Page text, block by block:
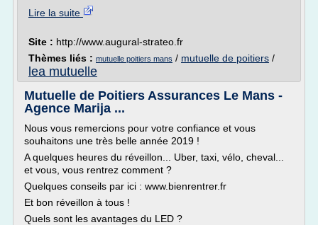
Lire la suite
Site : http://www.augural-strateo.fr
Thèmes liés : mutuelle poitiers mans / mutuelle de poitiers /
lea mutuelle
Mutuelle de Poitiers Assurances Le Mans -
Agence Marija ...
Nous vous remercions pour votre confiance et vous
souhaitons une très belle année 2019 !
A quelques heures du réveillon... Uber, taxi, vélo, cheval...
et vous, vous rentrez comment ?
Quelques conseils par ici : www.bienrentrer.fr
Et bon réveillon à tous !
Quels sont les avantages du LED ?